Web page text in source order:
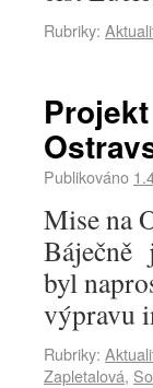
Rubriky:
Publikováno
Mise na
Báječně
byl
výpravu
Rubriky:
Zapletalová,